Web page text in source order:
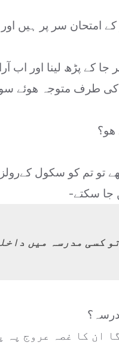
امتحان سر پر ہیں
کے پڑھ لینا اور اب
کی طرف متوجہ ھوئے
ھو؟
تو تم کو سکول کےرولز
جا سکتے-
کسی مدرسہ میں
ان کا غصہ عروج پہ